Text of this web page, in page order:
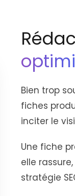
Bien trop
fiches
inciter le
Une fiche
elle
stratégie